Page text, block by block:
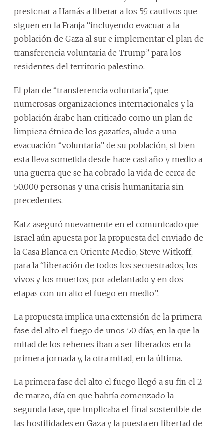
presionar a Hamás a liberar a los 59 cautivos que
siguen en la Franja “incluyendo evacuar a la
población de Gaza al sur e implementar el plan de
transferencia voluntaria de Trump” para los
residentes del territorio palestino.
El plan de “transferencia voluntaria”, que
numerosas organizaciones internacionales y la
población árabe han criticado como un plan de
limpieza étnica de los gazatíes, alude a una
evacuación “voluntaria” de su población, si bien
esta lleva sometida desde hace casi año y medio a
una guerra que se ha cobrado la vida de cerca de
50.000 personas y una crisis humanitaria sin
precedentes.
Katz aseguró nuevamente en el comunicado que
Israel aún apuesta por la propuesta del enviado de
la Casa Blanca en Oriente Medio, Steve Witkoff,
para la “liberación de todos los secuestrados, los
vivos y los muertos, por adelantado y en dos
etapas con un alto el fuego en medio”.
La propuesta implica una extensión de la primera
fase del alto el fuego de unos 50 días, en la que la
mitad de los rehenes iban a ser liberados en la
primera jornada y, la otra mitad, en la última.
La primera fase del alto el fuego llegó a su fin el 2
de marzo, día en que habría comenzado la
segunda fase, que implicaba el final sostenible de
las hostilidades en Gaza y la puesta en libertad de